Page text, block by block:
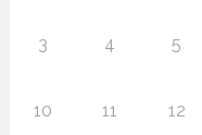
3 4 5
10 11 12